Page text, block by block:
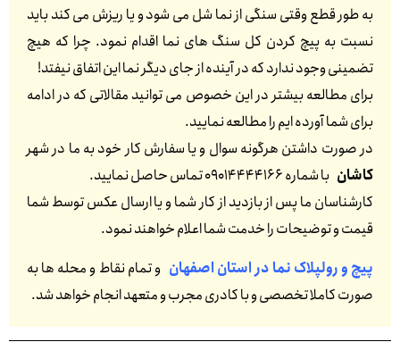
به طور قطع وقتی سنگی از نما شل می شود و یا ریزش می کند باید
نسبت به پیچ کردن کل سنگ های نما اقدام نمود. چرا که هیچ
تضمینی وجود ندارد که در آینده از جای دیگر نما این اتفاق نیفتد!
برای مطالعه بیشتر در این خصوص می توانید مقالاتی که در ادامه
برای شما آورده ایم را مطالعه نمایید.
در صورت داشتن هرگونه سوال و یا سفارش کار خود به ما در شهر
کاشان با شماره 09014444166 تماس حاصل نمایید.
کارشناسان ما پس از بازدید از کار شما و یا ارسال عکس توسط شما
قیمت و توضیحات را خدمت شما اعلام خواهند نمود.
پیچ و رولپلاک نما در استان اصفهان و تمام نقاط و محله ها به
صورت کاملا تخصصی و با کادری مجرب و متعهد انجام خواهد شد.